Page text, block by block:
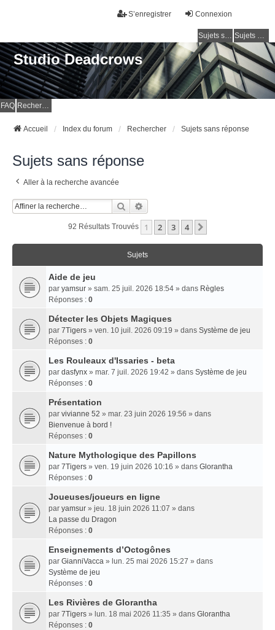
Connexion
S’enregistrer
Sujets sans réponse Sujets actifs
Studio Deadcrows
FAQ Rechercher
Accueil Index du forum Rechercher Sujets sans réponse
Sujets sans réponse
Aller à la recherche avancée
Rechercher
92 Résultats Trouvés 1 2 3 4
Sujets
Aide de jeu
par yamsur » sam. 25 juil. 2026 18:54 » dans Règles
Réponses : 0
Détecter les Objets Magiques
par 7Tigers » ven. 10 juil. 2026 09:19 » dans Système de jeu
Réponses : 0
Les Rouleaux d'Issaries - beta
par dasfynx » mar. 7 juil. 2026 19:42 » dans Système de jeu
Réponses : 0
Présentation
par vivianne 52 » mar. 23 juin 2026 19:56 » dans
Bienvenue à bord !
Réponses : 0
Nature Mythologique des Papillons
par 7Tigers » ven. 19 juin 2026 10:16 » dans Glorantha
Réponses : 0
Joueuses/joueurs en ligne
par yamsur » jeu. 18 juin 2026 11:07 » dans
La passe du Dragon
Réponses : 0
Enseignements dʼOctogônes
par GianniVacca » lun. 25 mai 2026 15:27 » dans
Système de jeu
Réponses : 0
Les Rivières de Glorantha
par 7Tigers » lun. 18 mai 2026 11:35 » dans Glorantha
Réponses : 0